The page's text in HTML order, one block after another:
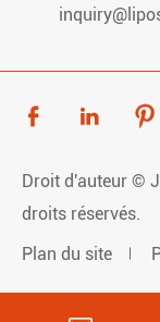
  
Droit d'auteur ©
droits réservés.
Plan du site